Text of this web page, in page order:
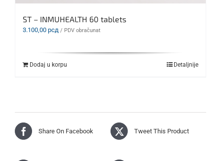
ST – INMUHEALTH 60 tablets
3.100,00 рсд / PDV obračunat
Dodaj u korpu Detaljnije
Share On Facebook Tweet This Product